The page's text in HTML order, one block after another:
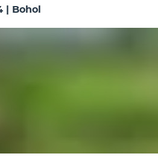
| Bohol